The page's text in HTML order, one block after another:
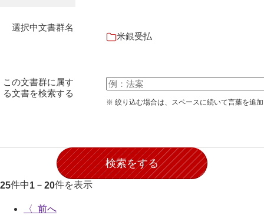
池田邦夫所蔵文書
石川家文書
石川卓美文庫
石田家文書（山口市）
和泉家文書
選択中文書群名
米銀受払
この文書群に属す
る文書を検索する
※ 絞り込む場合は、スペースに続いて言葉を追
25件中1 － 20件を表示
〈